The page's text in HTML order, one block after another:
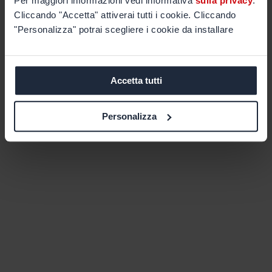
Cliccando "Accetta" attiverai tutti i cookie. Cliccando
"Personalizza" potrai scegliere i cookie da installare
Accetta tutti
Personalizza